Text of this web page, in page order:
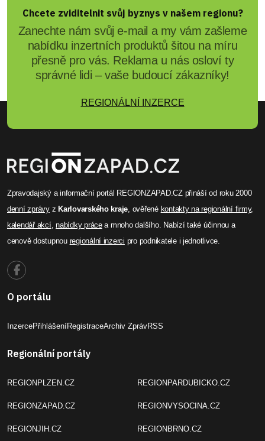
Chcete zviditelnit svůj byznys v našem regionu?
Zanechte nám svůj e-mail a my vám zašleme
nabídku inzertních produktů šitou na míru
přesně pro vás. Reklama u nás osloví ty
správné lidi – vaše budoucí zákazníky!
REGIONÁLNÍ INZERCE
Zpravodajský a informační portál REGIONZAPAD.CZ přináší od roku 2000
denní zprávyz Karlovarského kraje , ověřené kontakty na regionální firmy,
kalendář akcí,nabídky prácea mnoho dalšího. Nabízí také účinnou a
cenově dostupnou regionální inzerci pro podnikatele i jednotlivce.
O portálu
InzercePřihlášeníRegistraceArchiv ZprávRSS
Regionální portály
REGIONPLZEN.CZ
REGIONZAPAD.CZ
REGIONJIH.CZ
REGIONPARDUBICKO.CZ
REGIONVYSOCINA.CZ
REGIONBRNO.CZ